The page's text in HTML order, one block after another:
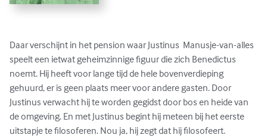
Daar verschijnt in het pension waar Justinus  Manusje-van-alles
speelt een ietwat geheimzinnige figuur die zich Benedictus
noemt. Hij heeft voor lange tijd de hele bovenverdieping
gehuurd, er is geen plaats meer voor andere gasten. Door
Justinus verwacht hij te worden gegidst door bos en heide van
de omgeving. En met Justinus begint hij meteen bij het eerste
uitstapje te filosoferen. Nou ja, hij zegt dat hij filosofeert.